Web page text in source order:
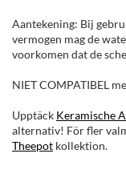
Aantekening: Bij
vermogen mag de
voorkomen dat de
NIET COMPATIBEL
Upptäck Keramische
alternativ! För fler
Theepot kollektion.